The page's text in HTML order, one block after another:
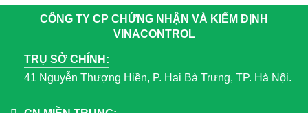
CÔNG TY CP CHỨNG NHẬN VÀ KIỂM ĐỊNH
VINACONTROL
TRỤ SỞ CHÍNH:
41 Nguyễn Thượng Hiền, P. Hai Bà Trưng, TP. Hà Nội.